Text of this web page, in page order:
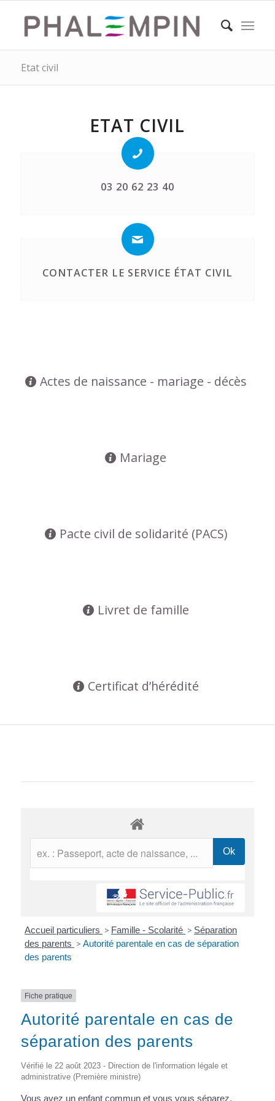
Etat civil
ETAT CIVIL
03 20 62 23 40
CONTACTER LE SERVICE ÉTAT CIVIL
Actes de naissance - mariage - décès
Mariage
Pacte civil de solidarité (PACS)
Livret de famille
Certificat d’hérédité
Accueil particuliers > Famille - Scolarité > Séparation
des parents > Autorité parentale en cas de séparation
des parents
Fiche pratique
Autorité parentale en cas de
séparation des parents
Vérifié le 22 août 2023 - Direction de l'information légale et
administrative (Première ministre)
Vous avez un enfant commun et vous vous séparez.